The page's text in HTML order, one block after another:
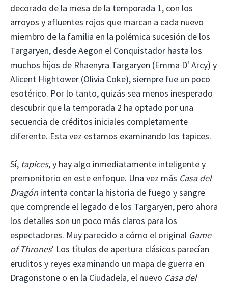
decorado de la mesa de la temporada 1, con los
arroyos y afluentes rojos que marcan a cada nuevo
miembro de la familia en la polémica sucesión de los
Targaryen, desde Aegon el Conquistador hasta los
muchos hijos de Rhaenyra Targaryen (Emma D' Arcy) y
Alicent Hightower (Olivia Coke), siempre fue un poco
esotérico. Por lo tanto, quizás sea menos inesperado
descubrir que la temporada 2 ha optado por una
secuencia de créditos iniciales completamente
diferente. Esta vez estamos examinando los tapices.
Sí, tapices, y hay algo inmediatamente inteligente y
premonitorio en este enfoque. Una vez más Casa del
Dragón intenta contar la historia de fuego y sangre
que comprende el legado de los Targaryen, pero ahora
los detalles son un poco más claros para los
espectadores. Muy parecido a cómo el original Game
of Thrones' Los títulos de apertura clásicos parecían
eruditos y reyes examinando un mapa de guerra en
Dragonstone o en la Ciudadela, el nuevo Casa del